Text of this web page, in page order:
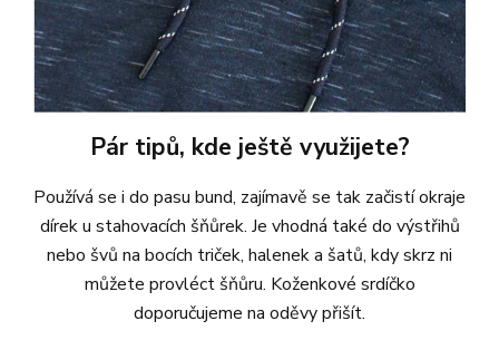
Pár tipů, kde ještě využijete?
Používá se i do pasu bund, zajímavě se tak začistí okraje
dírek u stahovacích šňůrek. Je vhodná také do výstřihů
nebo švů na bocích triček, halenek a šatů, kdy skrz ni
můžete provléct šňůru. Koženkové srdíčko
doporučujeme na oděvy přišít.